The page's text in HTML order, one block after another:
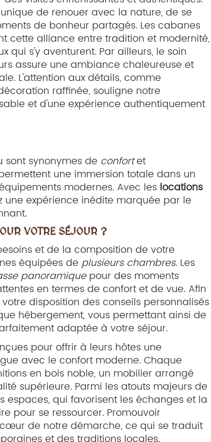
de renouer avec la nature, de se
de bonheur partagés. Les cabanes
cette alliance entre tradition et modernité,
qui s'y aventurent. Par ailleurs, le soin
assure une ambiance chaleureuse et
L'attention aux détails, comme
raffinée, souligne notre
et d'une expérience authentiquement
sont synonymes de confortet
une immersion totale dans un
modernes. Avec les locations
une expérience inédite marquée par le
VOTRE SÉJOUR ?
et de la composition de votre
équipées de plusieurs chambres. Les
panoramiquepour des moments
en termes de confort et de vue. Afin
votre disposition des conseils personnalisés
hébergement, vous permettant ainsi de
adaptée à votre séjour.
pour offrir à leurs hôtes une
avec le confort moderne. Chaque
en bois noble, un mobilier arrangé
supérieure. Parmi les atouts majeurs de
qui favorisent les échanges et la
pour se ressourcer. Promouvoir
de notre démarche, ce qui se traduit